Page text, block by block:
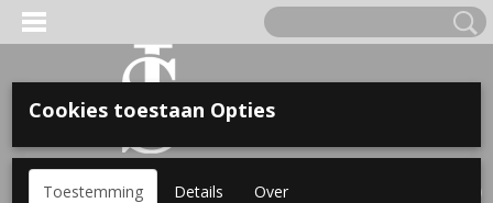
Inloggen Registreren
(0)
VOOR KINDEREN
Cookies toestaan Opties
Toestemming Details Over